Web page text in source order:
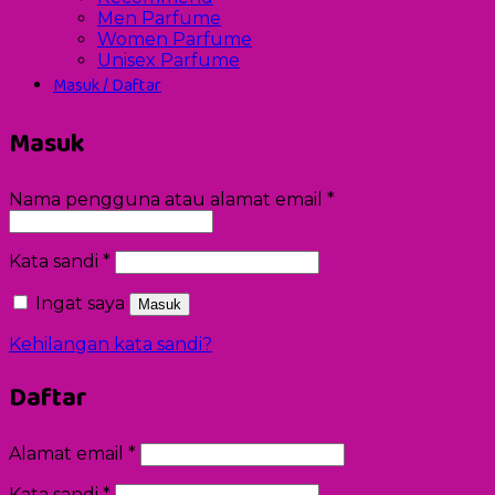
Men Parfume
Women Parfume
Unisex Parfume
Masuk / Daftar
Masuk
Nama pengguna atau alamat email *Wajib
Kata sandi *Wajib
Ingat saya Masuk
Kehilangan kata sandi?
Daftar
Alamat email *Wajib